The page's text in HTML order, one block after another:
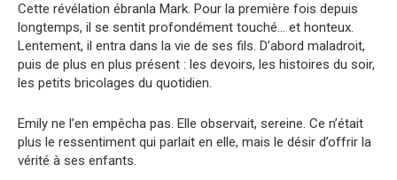
Cette révélation ébranla Mark. Pour la première fois depuis
longtemps, il se sentit profondément touché… et honteux.
Lentement, il entra dans la vie de ses fils. D’abord maladroit,
puis de plus en plus présent : les devoirs, les histoires du soir,
les petits bricolages du quotidien.
Emily ne l’en empêcha pas. Elle observait, sereine. Ce n’était
plus le ressentiment qui parlait en elle, mais le désir d’offrir la
vérité à ses enfants.